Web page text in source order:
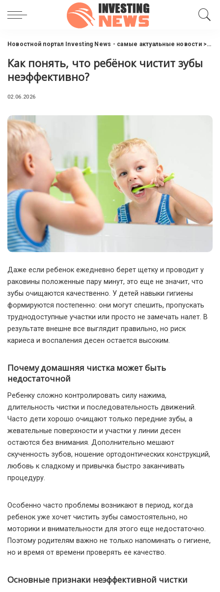
Новостной портал Investing News - самые актуальные новости>
Как понять, что ребёнок чистит зубы
неэффективно?
02.06.2026
Даже если ребенок ежедневно берет щетку и проводит у
раковины положенные пару минут, это еще не значит, что
зубы очищаются качественно. У детей навыки гигиены
формируются постепенно: они могут спешить, пропускать
труднодоступные участки или просто не замечать налет. В
результате внешне все выглядит правильно, но риск
кариеса и воспаления десен остается высоким.
Почему домашняя чистка может быть
недостаточной
Ребенку сложно контролировать силу нажима,
длительность чистки и последовательность движений.
Часто дети хорошо очищают только передние зубы, а
жевательные поверхности и участки у линии десен
остаются без внимания. Дополнительно мешают
скученность зубов, ношение ортодонтических конструкций,
любовь к сладкому и привычка быстро заканчивать
процедуру.
Особенно часто проблемы возникают в период, когда
ребенок уже хочет чистить зубы самостоятельно, но
моторики и внимательности для этого еще недостаточно.
Поэтому родителям важно не только напоминать о гигиене,
но и время от времени проверять ее качество.
Основные признаки неэффективной чистки